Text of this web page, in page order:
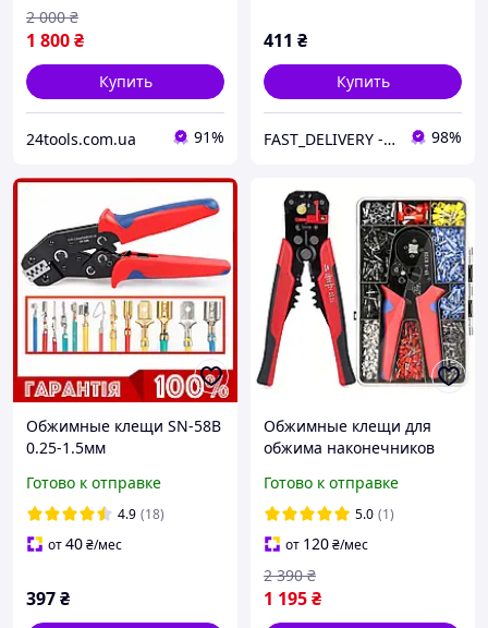
1 800₴
2 000 ₴
Купить
24tools.com.ua 91%
411 ₴
Купить
FAST_DELIVERY - відправки щодня 98%
Обжимные клещи SN-58B
0.25-1.5мм
Готово к отправке
4.9 (18)
от40₴/мес
397₴
Обжимные клещи для
обжима наконечников
AWG23-7 в кейсе с 1200
штук наконечников и
съёмник изоляции
Готово к отправке
5.0 (1)
от 120₴/мес
1 195₴
2 390 ₴